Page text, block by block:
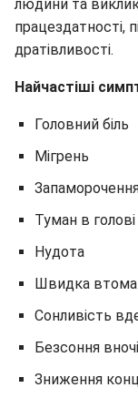
людини та
працездатності,
дратівливості.
Найчастіші
Головний біль
Мігрень
Туман в голові
Нудота
Швидка втома
Сонливість
Безсоння вночі
Зниження